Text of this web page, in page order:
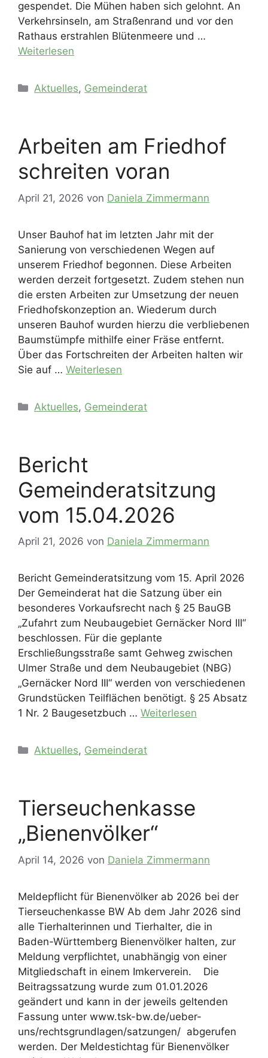
gespendet. Die Mühen haben sich gelohnt. An
Verkehrsinseln, am Straßenrand und vor den
Rathaus erstrahlen Blütenmeere und …
Weiterlesen
Kategorien
Aktuelles, Gemeinderat
Arbeiten am Friedhof
schreiten voran
April 21, 2026 von Daniela Zimmermann
Unser Bauhof hat im letzten Jahr mit der
Sanierung von verschiedenen Wegen auf
unserem Friedhof begonnen. Diese Arbeiten
werden derzeit fortgesetzt. Zudem stehen nun
die ersten Arbeiten zur Umsetzung der neuen
Friedhofskonzeption an. Wiederum durch
unseren Bauhof wurden hierzu die verbliebenen
Baumstümpfe mithilfe einer Fräse entfernt.
Über das Fortschreiten der Arbeiten halten wir
Sie auf … Weiterlesen
Kategorien
Aktuelles, Gemeinderat
Bericht
Gemeinderatsitzung
vom 15.04.2026
April 21, 2026 von Daniela Zimmermann
Bericht Gemeinderatsitzung vom 15. April 2026
Der Gemeinderat hat die Satzung über ein
besonderes Vorkaufsrecht nach § 25 BauGB
„Zufahrt zum Neubaugebiet Gernäcker Nord III“
beschlossen. Für die geplante
Erschließungsstraße samt Gehweg zwischen
Ulmer Straße und dem Neubaugebiet (NBG)
„Gernäcker Nord III“ werden von verschiedenen
Grundstücken Teilflächen benötigt. § 25 Absatz
1 Nr. 2 Baugesetzbuch … Weiterlesen
Kategorien
Aktuelles, Gemeinderat
Tierseuchenkasse
„Bienenvölker“
April 14, 2026 von Daniela Zimmermann
Meldepflicht für Bienenvölker ab 2026 bei der
Tierseuchenkasse BW Ab dem Jahr 2026 sind
alle Tierhalterinnen und Tierhalter, die in
Baden-Württemberg Bienenvölker halten, zur
Meldung verpflichtet, unabhängig von einer
Mitgliedschaft in einem Imkerverein. Die
Beitragssatzung wurde zum 01.01.2026
geändert und kann in der jeweils geltenden
Fassung unter www.tsk-bw.de/ueber-
uns/rechtsgrundlagen/satzungen/ abgerufen
werden. Der Meldestichtag für Bienenvölker